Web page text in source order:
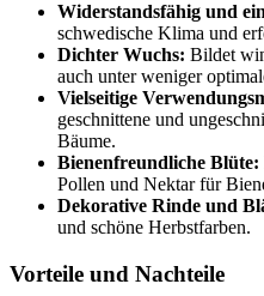
Widerstandsfähig und
schwedische Klima und
Dichter Wuchs: Bildet
auch unter weniger
Vielseitige
geschnittene und
Bäume.
Bienenfreundliche Blüte:
Pollen und Nektar für
Dekorative Rinde und
und schöne Herbstfarben.
Vorteile und Nachteile